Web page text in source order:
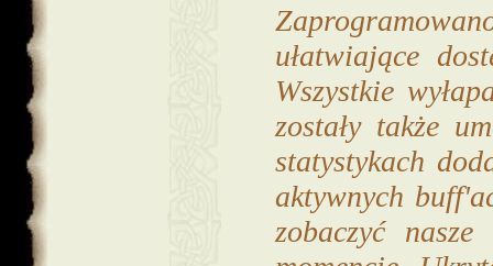
ułatwiające
Wszystkie
zostały także
statystykach
aktywnych
zobaczyć